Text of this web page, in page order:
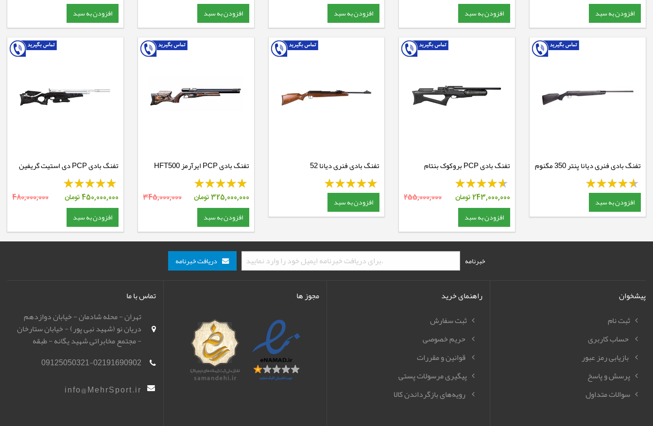
افزودن به سبد افزودن به سبد افزودن به سبد افزودن به سبد افزودن به سبد
تفنگ بادی فنری دیانا پنتر 350 مگنوم
CBB
افزودن به سبد
تفنگ بادی PCP بروکوک بنتام
243,000,000تومان 255,000,000
افزودن به سبد
تفنگ بادی فنری دیانا 52
افزودن به سبد
تفنگ بادی PCP ایرآرمز HFT500
325,000,000تومان 345,000,000
افزودن به سبد
تفنگ بادی PCP دی استیت گریفین
450,000,000تومان 480,000,000
افزودن به سبد
خبرنامه دریافت خبرنامه
پیشخوان
ثبت نام
حساب کاربری
بازیابی رمز عبور
پرسش و پاسخ
سوالات متداول
راهنمای خرید
ثبت سفارش
حریم خصوصی
قوانین و مقررات
پیگیری مرسولات پستی
رویه‌های بازگرداندن کالا
مجوز ها
تماس با ما
تهران - محله شادمان - خیابان دوازدهم
دریان نو (شهید نبی پور) - خیابان ستارخان
- مجتمع مخابراتی شهید یگانه - طبقه
(مهرگان)
09125050321-02191690902
info@MehrSport.ir